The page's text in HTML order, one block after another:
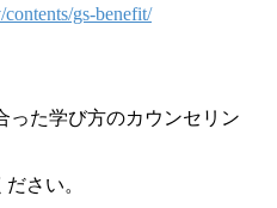
contents/gs-benefit/
った学び方のカウンセリン
さい。